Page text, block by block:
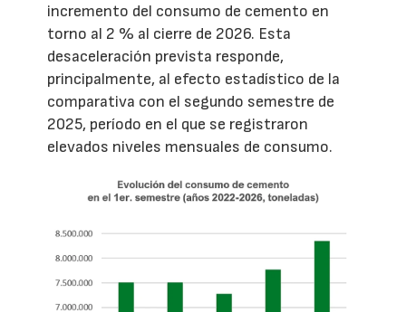
incremento del consumo de cemento en
torno al 2 % al cierre de 2026. Esta
desaceleración prevista responde,
principalmente, al efecto estadístico de la
comparativa con el segundo semestre de
2025, período en el que se registraron
elevados niveles mensuales de consumo.